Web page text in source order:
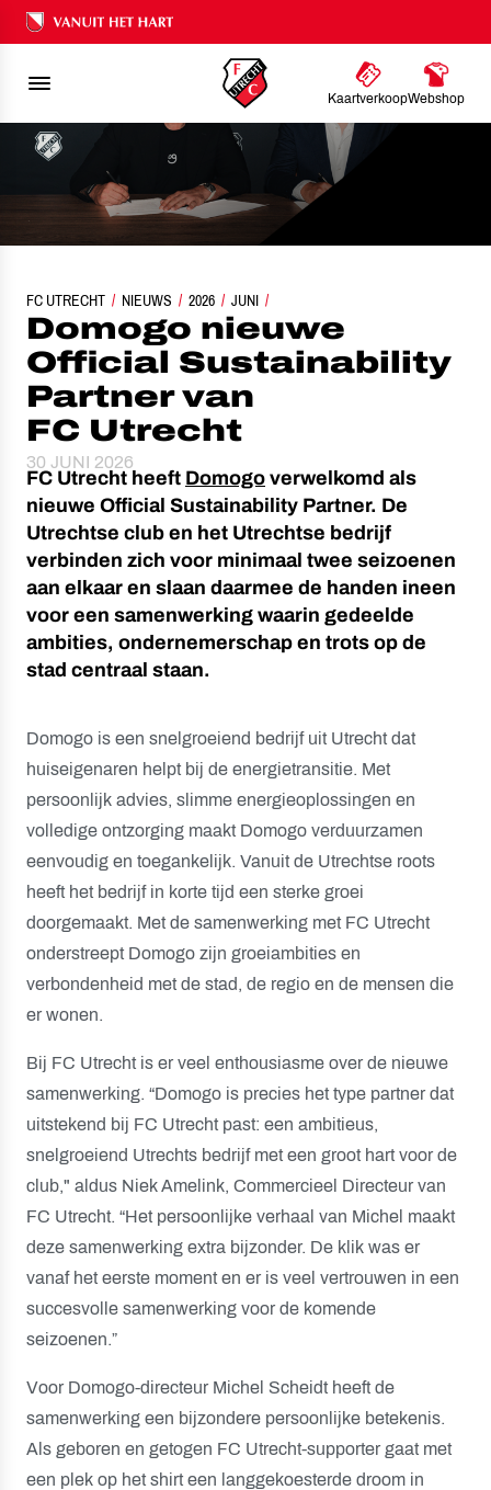
Ons nalatenschap
KaartverkoopWebshop
FC UTRECHT NIEUWS 2026 JUNI
DOMOGO NIEUWE OFFICIAL SUSTAINABILITY PARTNER VAN FC UTRECHT
Domogo nieuwe
Official Sustainability
Partner van
FC Utrecht
30 JUNI 2026
FC Utrecht heeft Domogo verwelkomd als
nieuwe Official Sustainability Partner. De
Utrechtse club en het Utrechtse bedrijf
verbinden zich voor minimaal twee seizoenen
aan elkaar en slaan daarmee de handen ineen
voor een samenwerking waarin gedeelde
ambities, ondernemerschap en trots op de
stad centraal staan.
Domogo is een snelgroeiend bedrijf uit Utrecht dat
huiseigenaren helpt bij de energietransitie. Met
persoonlijk advies, slimme energieoplossingen en
volledige ontzorging maakt Domogo verduurzamen
eenvoudig en toegankelijk. Vanuit de Utrechtse roots
heeft het bedrijf in korte tijd een sterke groei
doorgemaakt. Met de samenwerking met FC Utrecht
onderstreept Domogo zijn groeiambities en
verbondenheid met de stad, de regio en de mensen die
er wonen.
Bij FC Utrecht is er veel enthousiasme over de nieuwe
samenwerking. “Domogo is precies het type partner dat
uitstekend bij FC Utrecht past: een ambitieus,
snelgroeiend Utrechts bedrijf met een groot hart voor de
club," aldus Niek Amelink, Commercieel Directeur van
FC Utrecht. “Het persoonlijke verhaal van Michel maakt
deze samenwerking extra bijzonder. De klik was er
vanaf het eerste moment en er is veel vertrouwen in een
succesvolle samenwerking voor de komende
seizoenen.”
Voor Domogo-directeur Michel Scheidt heeft de
samenwerking een bijzondere persoonlijke betekenis.
Als geboren en getogen FC Utrecht-supporter gaat met
een plek op het shirt een langgekoesterde droom in